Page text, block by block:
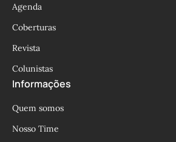
Agenda
Coberturas
Revista
Colunistas
Informações
Quem somos
Nosso Time